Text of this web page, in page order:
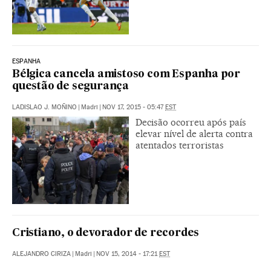
ESPANHA
Bélgica cancela amistoso com Espanha por
questão de segurança
LADISLAO J. MOÑINO | Madri | NOV 17, 2015 - 05:47EST
Decisão ocorreu após país
elevar nível de alerta contra
atentados terroristas
Cristiano, o devorador de recordes
ALEJANDRO CIRIZA | Madri | NOV 15, 2014 - 17:21 EST